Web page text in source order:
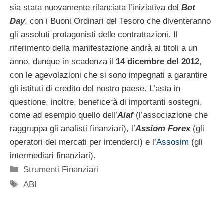
sia stata nuovamente rilanciata l’iniziativa del Bot
Day, con i Buoni Ordinari del Tesoro che diventeranno
gli assoluti protagonisti delle contrattazioni. Il
riferimento della manifestazione andrà ai titoli a un
anno, dunque in scadenza il 14 dicembre del 2012,
con le agevolazioni che si sono impegnati a garantire
gli istituti di credito del nostro paese. L’asta in
questione, inoltre, beneficerà di importanti sostegni,
come ad esempio quello dell’Aiaf(l’associazione che
raggruppa gli analisti finanziari), l’Assiom Forex(gli
operatori dei mercati per intenderci) e l’Assosim (gli
intermediari finanziari).
Categorie
Strumenti Finanziari
Tag
ABI